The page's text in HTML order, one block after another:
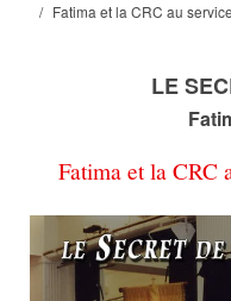
Fatima et la CRC au
LE
Fatima et la CRC